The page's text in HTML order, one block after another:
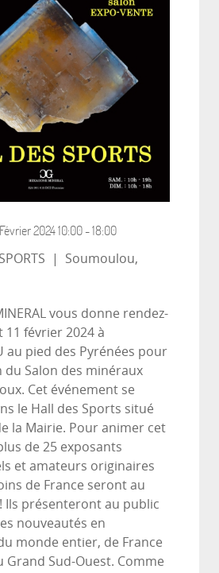
202410:00 -18:00
|
Soumoulou,
vous donne rendez-
11 février 2024 à
au pied des Pyrénées pour
du Salon des minéraux
Cet événement se
le Hall des Sports situé
la Mairie. Pour animer cet
de 25 exposants
et amateurs originaires
de France seront au
Ils présenteront au public
nouveautés en
monde entier, de France
Grand Sud-Ouest. Comme